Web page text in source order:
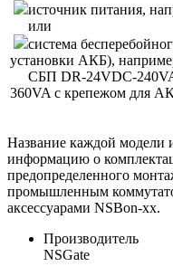
источник питания,
или
система
установки АКБ),
СБП DR-24VDC-
360VA с крепежом для
Название каждой модели
информацию о
предопределенного
промышленным
аксессуарами NSBon-xx.
Производитель
NSGate